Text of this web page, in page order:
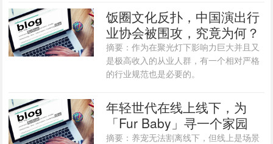
饭圈文化反扑，中国演出行
业协会被围攻，究竟为何？
摘要：作为在聚光灯下影响力巨大并且又
是极高收入的从业人群，有一个相对严格
的行业规范也是必要的。
年轻世代在线上线下，为
「Fur Baby」寻一个家园
摘要：养宠无法割离线下，但线上是场景